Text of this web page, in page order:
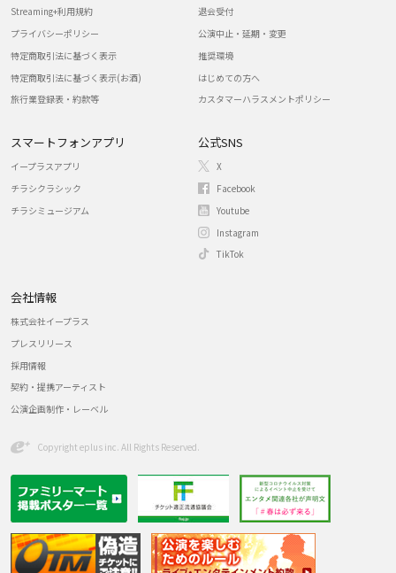
Streaming+利用規約
プライバシーポリシー
特定商取引法に基づく表示
特定商取引法に基づく表示(お酒)
旅行業登録表・約款等
退会受付
公演中止・延期・変更
推奨環境
はじめての方へ
カスタマーハラスメントポリシー
スマートフォンアプリ
イープラスアプリ
チラシクラシック
チラシミュージアム
公式SNS
X
Facebook
Youtube
Instagram
TikTok
会社情報
株式会社イープラス
プレスリリース
採用情報
契約・提携アーティスト
公演企画制作・レーベル
Copyright eplus inc. All Rights Reserved.